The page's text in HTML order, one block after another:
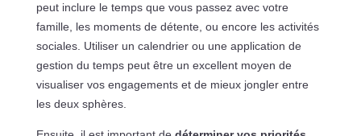
peut inclure le temps que vous passez avec votre
famille, les moments de détente, ou encore les activités
sociales. Utiliser un calendrier ou une application de
gestion du temps peut être un excellent moyen de
visualiser vos engagements et de mieux jongler entre
les deux sphères.